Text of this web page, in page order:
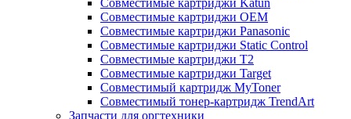
Совместимые картриджи Katun
Совместимые картриджи OEM
Совместимые картриджи Panasonic
Совместимые картриджи Static Control
Совместимые картриджи T2
Совместимые картриджи Target
Совместимый картридж MyToner
Совместимый тонер-картридж TrendArt
Запчасти для оргтехники